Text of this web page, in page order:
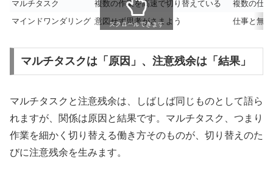
マルチタスク
複数の作業を高速で切り替えている
複数の仕
マインドワンダリング 意図せず思考がさまよう 仕事と無
スクロールできます
マルチタスクは「原因」、注意残余は「結果」
マルチタスクと注意残余は、しばしば同じものとして語ら
れますが、関係は原因と結果です。マルチタスク、つまり
作業を細かく切り替える働き方そのものが、切り替えのた
びに注意残余を生みます。